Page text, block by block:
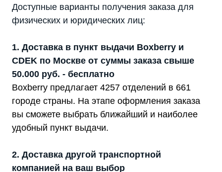
Доступные варианты получения заказа для
физических и юридических лиц:
1. Доставка в пункт выдачи Boxberry и
CDEK по Москве от суммы заказа свыше
50.000 руб. - бесплатно
Boxberry предлагает 4257 отделений в 661
городе страны. На этапе оформления заказа
вы сможете выбрать ближайший и наиболее
удобный пункт выдачи.
2. Доставка другой транспортной
компанией на ваш выбор